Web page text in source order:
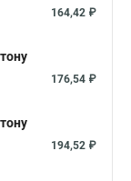
164,42 ₽
176,54 ₽
194,52 ₽